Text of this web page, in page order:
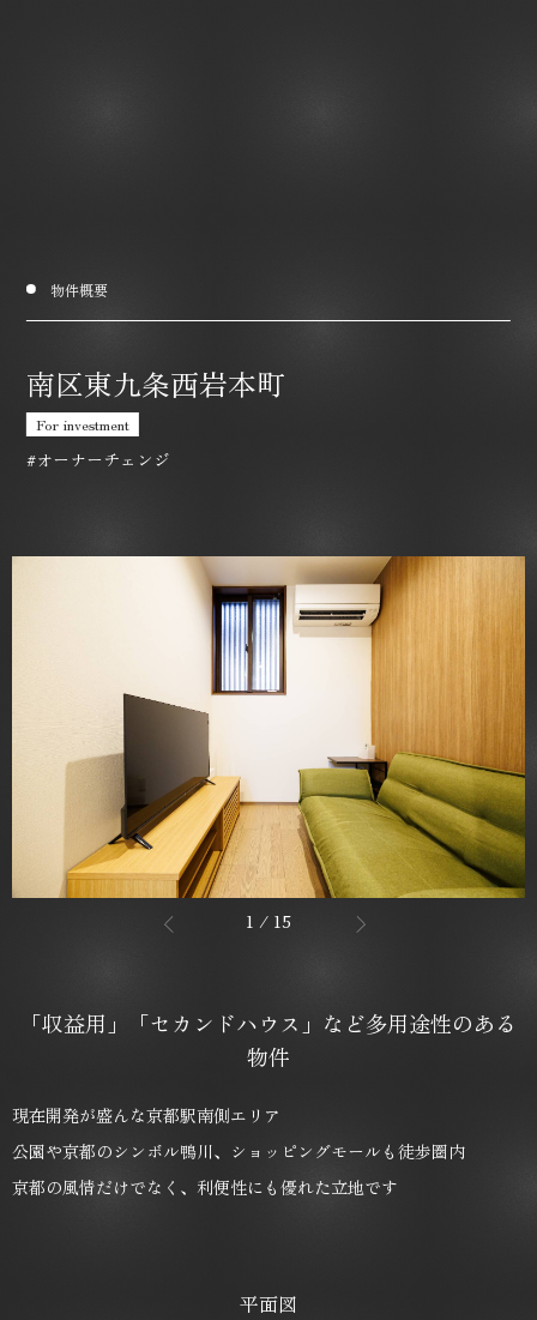
物件概要
南区東九条西岩本町
For investment
#オーナーチェンジ
1 / 15
「収益用」「セカンドハウス」など多用途性のある
物件
現在開発が盛んな京都駅南側エリア
公園や京都のシンボル鴨川、ショッピングモールも徒歩圏内
京都の風情だけでなく、利便性にも優れた立地です
平面図